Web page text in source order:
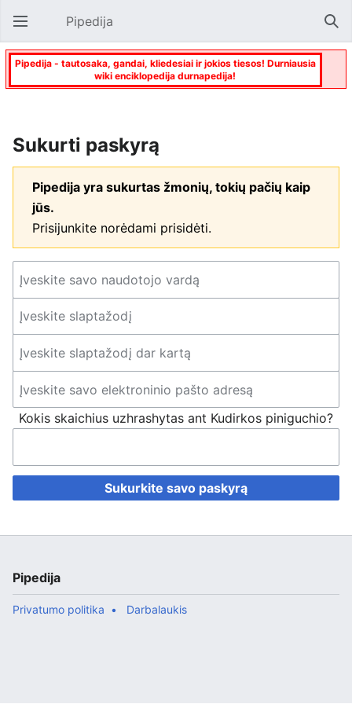
Atverti pagrindinį meniu Pipedija
Pipedija - tautosaka, gandai, kliedesiai ir jokios tiesos! Durniausia
wiki enciklopedija durnapedija!
Sukurti paskyrą
Pipedija yra sukurtas žmonių, tokių pačių kaip
jūs.
Prisijunkite norėdami prisidėti.
Kokis skaichius uzhrashytas ant Kudirkos piniguchio?
Sukurkite savo paskyrą
Pipedija
Privatumo politika Darbalaukis